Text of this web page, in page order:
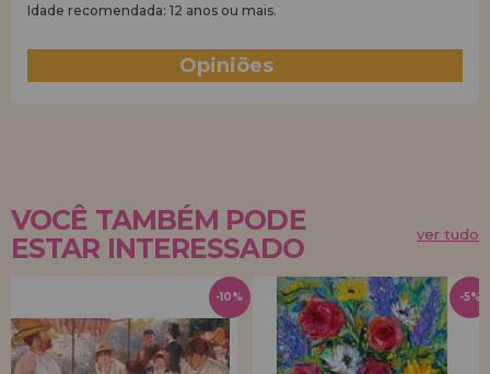
Idade recomendada: 12 anos ou mais.
Opiniões
VOCÊ TAMBÉM PODE
ESTAR INTERESSADO
ver tudo
-10% -5%